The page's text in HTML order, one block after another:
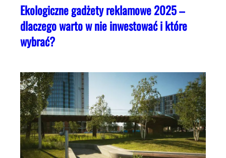
Ekologiczne gadżety reklamowe 2025 –
dlaczego warto w nie inwestować i które
wybrać?